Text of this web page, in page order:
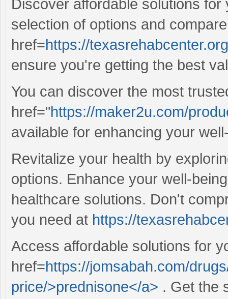
Discover affordable solutions
selection of options and
href=https://
ensure you're getting the best
You can discover the most
href="https://maker2u.com/
available for enhancing your
Revitalize your health by
options. Enhance your well-
healthcare solutions. Don't
you need at https://
Access affordable solutions for
href=https://jomsabah.com/
price/>prednisone</a> . Get the